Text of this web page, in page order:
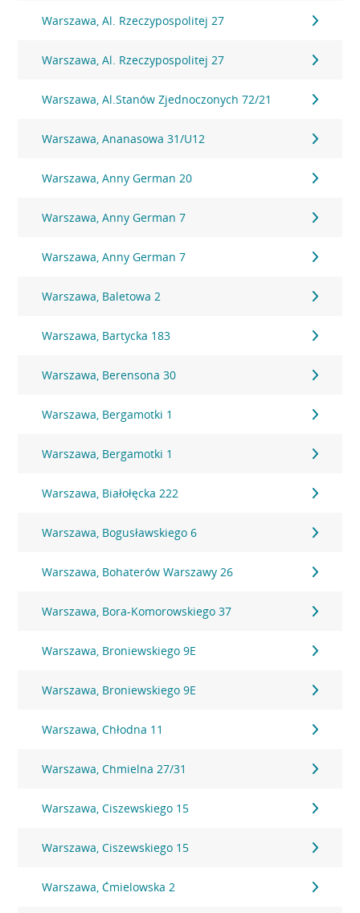
Warszawa, Al. Rzeczypospolitej 27
Warszawa, Al. Rzeczypospolitej 27
Warszawa, Al.Stanów Zjednoczonych 72/21
Warszawa, Ananasowa 31/U12
Warszawa, Anny German 20
Warszawa, Anny German 7
Warszawa, Anny German 7
Warszawa, Baletowa 2
Warszawa, Bartycka 183
Warszawa, Berensona 30
Warszawa, Bergamotki 1
Warszawa, Bergamotki 1
Warszawa, Białołęcka 222
Warszawa, Bogusławskiego 6
Warszawa, Bohaterów Warszawy 26
Warszawa, Bora-Komorowskiego 37
Warszawa, Broniewskiego 9E
Warszawa, Broniewskiego 9E
Warszawa, Chłodna 11
Warszawa, Chmielna 27/31
Warszawa, Ciszewskiego 15
Warszawa, Ciszewskiego 15
Warszawa, Ćmielowska 2